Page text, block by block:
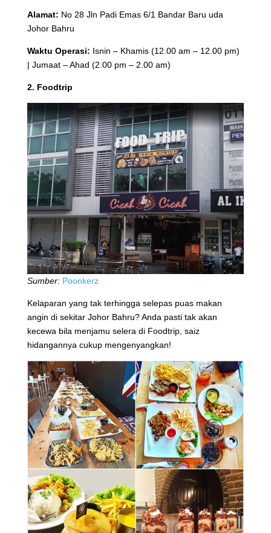
Alamat: No 28 Jln Padi Emas 6/1 Bandar Baru uda
Johor Bahru
Waktu Operasi: Isnin – Khamis (12.00 am – 12.00 pm)
| Jumaat – Ahad (2.00 pm – 2.00 am)
2. Foodtrip
Sumber: Poonkerz
Kelaparan yang tak terhingga selepas puas makan
angin di sekitar Johor Bahru? Anda pasti tak akan
kecewa bila menjamu selera di Foodtrip, saiz
hidangannya cukup mengenyangkan!